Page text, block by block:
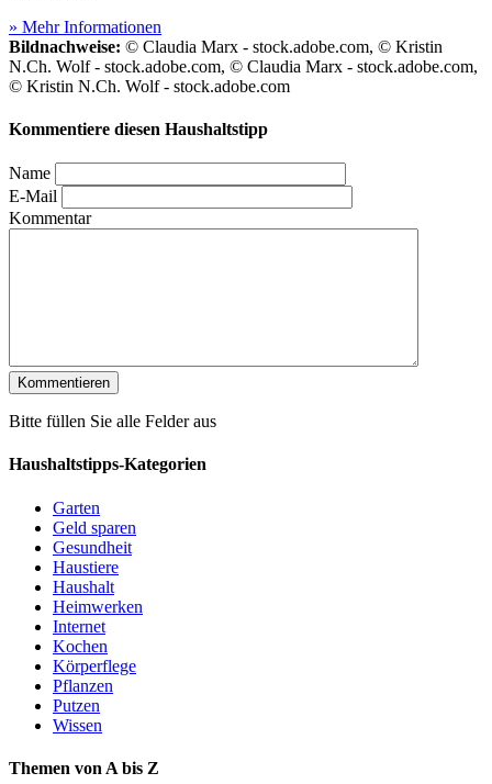
» Mehr Informationen
Bildnachweise: © Claudia Marx - stock.adobe.com, © Kristin
N.Ch. Wolf - stock.adobe.com, © Claudia Marx - stock.adobe.com,
© Kristin N.Ch. Wolf - stock.adobe.com
Kommentiere diesen Haushaltstipp
Name
E-Mail
Kommentar
Bitte füllen Sie alle Felder aus
Haushaltstipps-Kategorien
Garten
Geld sparen
Gesundheit
Haustiere
Haushalt
Heimwerken
Internet
Kochen
Körperflege
Pflanzen
Putzen
Wissen
Themen von A bis Z